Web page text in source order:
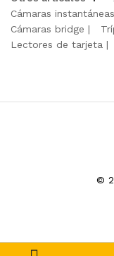
Cámaras instantáneas
Cámaras bridge
Lectores de tarjeta
©